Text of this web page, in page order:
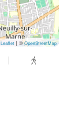
Leaflet | ©OpenStreetMap